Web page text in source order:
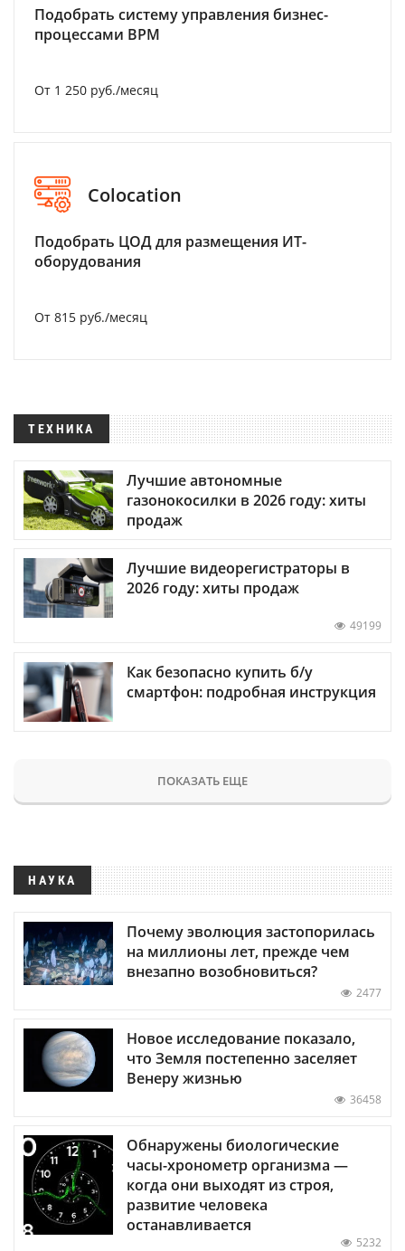
Подобрать систему управления бизнес-
процессами BPM
От 1 250 руб./месяц
Colocation
Подобрать ЦОД для размещения ИТ-
оборудования
От 815 руб./месяц
ТЕХНИКА
Лучшие автономные
газонокосилки в 2026 году: хиты
продаж
Лучшие видеорегистраторы в
2026 году: хиты продаж
49199
Как безопасно купить б/у
смартфон: подробная инструкция
ПОКАЗАТЬ ЕЩЕ
НАУКА
Почему эволюция застопорилась
на миллионы лет, прежде чем
внезапно возобновиться?
2477
Новое исследование показало,
что Земля постепенно заселяет
Венеру жизнью
36458
Обнаружены биологические
часы-хронометр организма —
когда они выходят из строя,
развитие человека
останавливается
5232